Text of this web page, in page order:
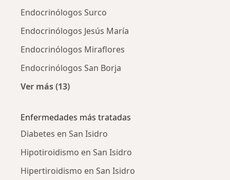
Endocrinólogos Surco
Endocrinólogos Jesús María
Endocrinólogos Miraflores
Endocrinólogos San Borja
Ver más (13)
Enfermedades más tratadas
Diabetes en San Isidro
Hipotiroidismo en San Isidro
Hipertiroidismo en San Isidro